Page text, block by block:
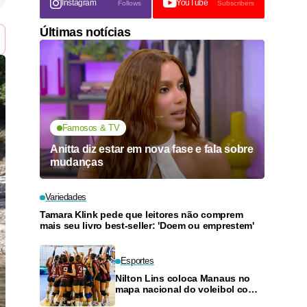
Instagram Follows YouTube Subscribers
Últimas notícias
Famosos & TV
Anitta diz estar em nova fase e fala sobre
mudanças
Variedades
Tamara Klink pede que leitores não comprem
mais seu livro best-seller: 'Doem ou emprestem'
Esportes
Nilton Lins coloca Manaus no
mapa nacional do voleibol com a